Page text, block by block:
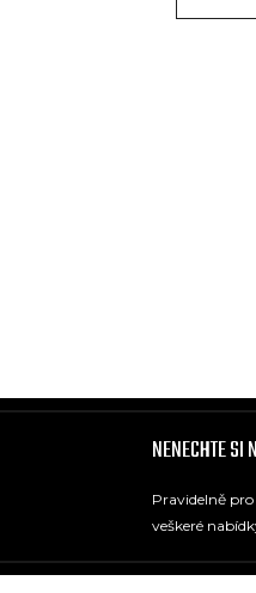
NENECHTE SI
Pravidelně pro
veškeré